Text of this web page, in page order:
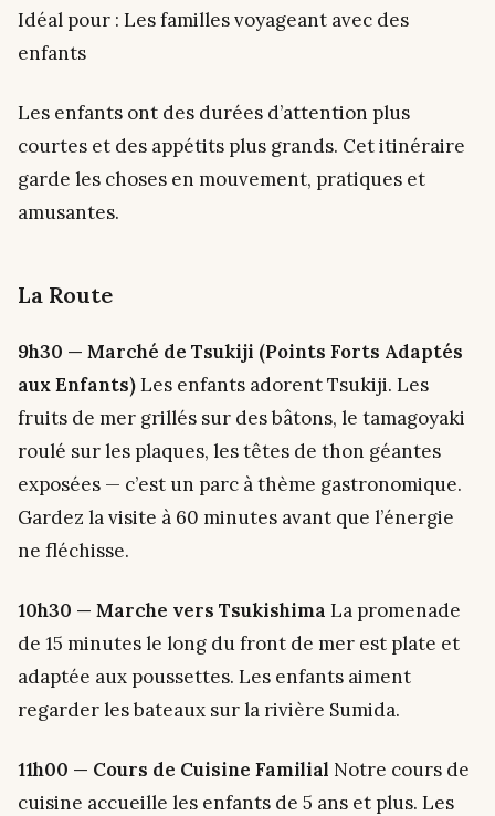
Idéal pour : Les familles voyageant avec des
enfants
Les enfants ont des durées d’attention plus
courtes et des appétits plus grands. Cet itinéraire
garde les choses en mouvement, pratiques et
amusantes.
La Route
9h30 — Marché de Tsukiji (Points Forts Adaptés
aux Enfants)Les enfants adorent Tsukiji. Les
fruits de mer grillés sur des bâtons, le tamagoyaki
roulé sur les plaques, les têtes de thon géantes
exposées — c’est un parc à thème gastronomique.
Gardez la visite à 60 minutes avant que l’énergie
ne fléchisse.
10h30 — Marche vers Tsukishima La promenade
de 15 minutes le long du front de mer est plate et
adaptée aux poussettes. Les enfants aiment
regarder les bateaux sur la rivière Sumida.
11h00 — Cours de Cuisine Familial Notre cours de
cuisine accueille les enfants de 5 ans et plus. Les